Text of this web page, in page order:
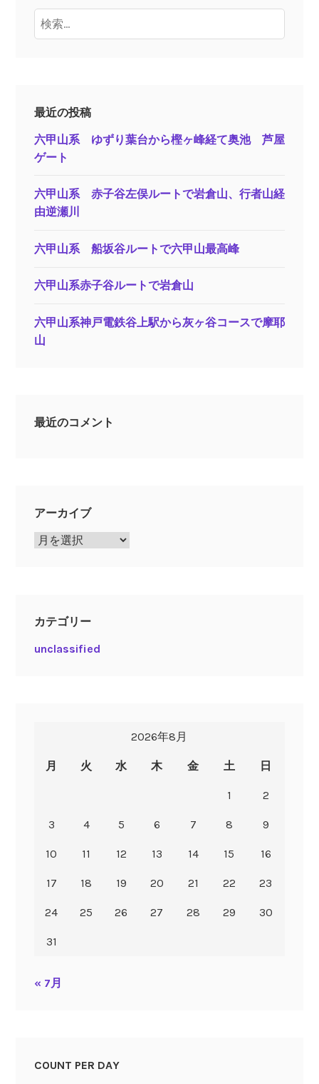
検
索:
最近の投稿
六甲山系 ゆずり葉台から樫ヶ峰経て奥池 芦屋
ゲート
六甲山系 赤子谷左俣ルートで岩倉山、行者山経
由逆瀬川
六甲山系 船坂谷ルートで六甲山最高峰
六甲山系赤子谷ルートで岩倉山
六甲山系神戸電鉄谷上駅から灰ヶ谷コースで摩耶
山
最近のコメント
アーカイブ
ア
カテゴリー
unclassified
2026年8月
月 火 水 木 金 土 日
1 2
3 4 5 6 7 8 9
10 11 12 13 14 15 16
17 18 19 20 21 22 23
24 25 26 27 28 29 30
31
« 7月
COUNT PER DAY